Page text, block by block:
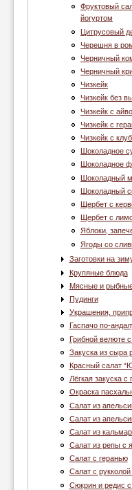
Фруктовый
йогуртом
Цитрусовый
Черешня в
Черничный
Черничный
Чизкейк
Чизкейк без
Чизкейк с
Чизкейк с
Чизкейк с
Шоколадное
Шоколадное
Шоколадный
Шоколадный
Щербет с
Щербет с
Яблоки,
Ягоды со
Заготовки на
Крупяные блюда
Мясные и
Пудинги
Украшения,
Гаспачо по-
Грибной велюте
Закуска из сыра
Красный салат
Лёгкая закуска с
Окраска
Салат из
Салат из
Салат из
Салат из репы с
Салат с геранью
Салат с
Сюкрин и редис